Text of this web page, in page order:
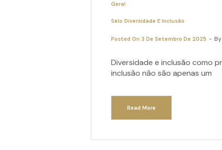
Geral
Selo Diversidade E Inclusão
Posted On 3 De Setembro De 2025 By
Diversidade e inclusão como
inclusão não são apenas um
Read More